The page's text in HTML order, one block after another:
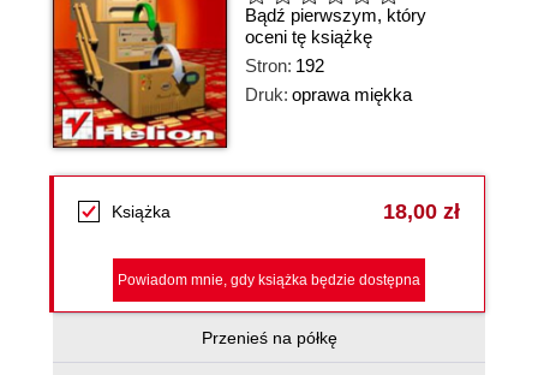
Bądź pierwszym, który
oceni tę książkę
Stron: 192
Druk: oprawa miękka
Książka 18,00 zł
Powiadom mnie, gdy książka będzie dostępna
Przenieś na półkę